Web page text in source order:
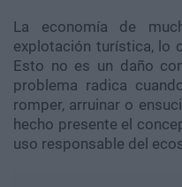
La economía de
explotación turística, lo
Esto no es un daño
problema radica
romper, arruinar o
hecho presente el
uso responsable del